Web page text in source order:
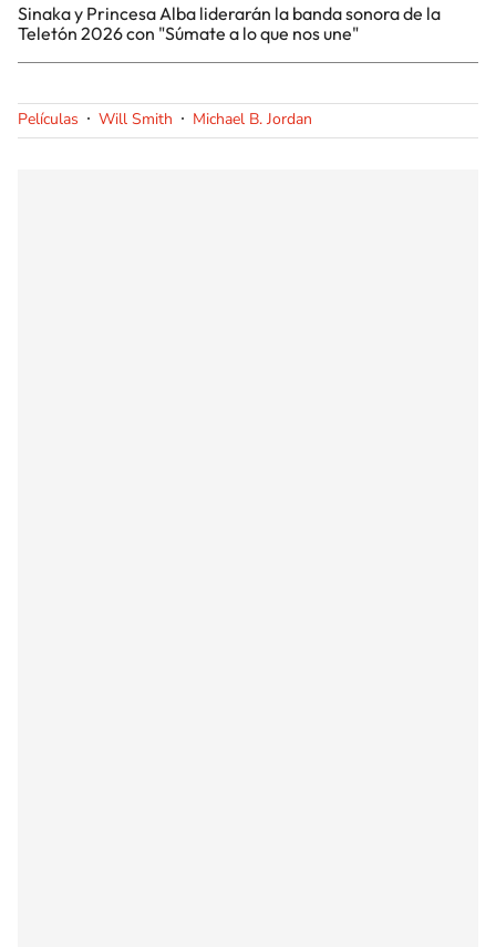
Sinaka y Princesa Alba liderarán la banda sonora de la
Teletón 2026 con "Súmate a lo que nos une"
Películas Will Smith Michael B. Jordan